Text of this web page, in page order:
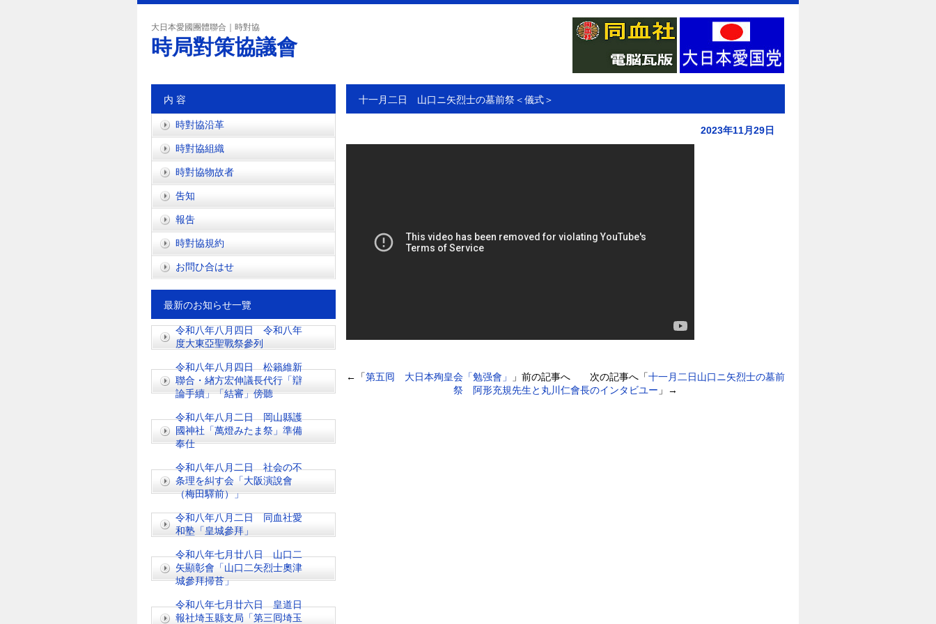
大日本愛國團體聯合｜時對協
時局對策協議會
十一月二日 山口ニ矢烈士の墓前祭＜儀式＞
2023年11月29日
←「第五囘 大日本殉皇会「勉强會」 」前の記事へ 次の記事へ「十一月二日山口ニ矢烈士の墓前
祭 阿形充規先生と丸川仁會長のインタビユー 」→
内 容
時對協沿革
時對協組織
時對協物故者
吿知
報吿
時對協規約
お問ひ合はせ
最新のお知らせ一覽
令和八年八月四日 令和八年
度大東亞聖戰祭參列
令和八年八月四日 松籟維新
聯合・緖方宏伸議長代行「辯
論手續」「結審」傍聽
令和八年八月二日 岡山縣護
國神社「萬燈みたま祭」準備
奉仕
令和八年八月二日 社会の不
条理を糾す会「大阪演說會
（梅田驛前）」
令和八年八月二日 同血社愛
和塾「皇城參拜」
令和八年七月廿八日 山口二
矢顯彰會「山口二矢烈士奧津
城參拜掃苔」
令和八年七月廿六日 皇道日
報社埼玉縣支局「第三囘埼玉